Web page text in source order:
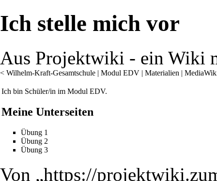
Ich stelle mich vor
Aus Projektwiki - ein Wiki
< Wilhelm-Kraft-Gesamtschule ‎ | Modul EDV ‎ | Materialien ‎ |
Ich bin Schüler/in im Modul EDV.
Meine Unterseiten
Übung 1
Übung 2
Übung 3
Von „https://